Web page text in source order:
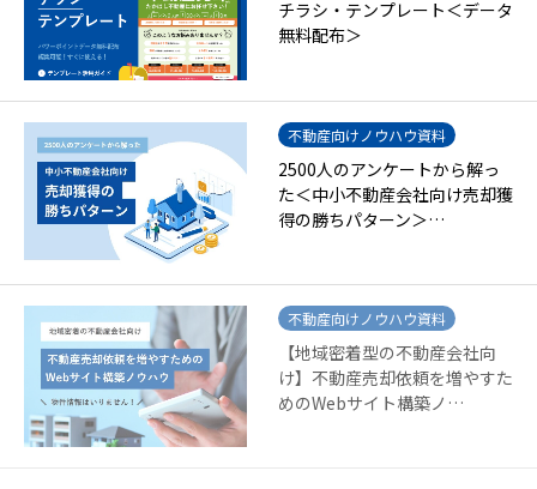
チラシ・テンプレート＜データ
無料配布＞
不動産向けノウハウ資料
2500人のアンケートから解っ
た＜中小不動産会社向け売却獲
得の勝ちパターン＞…
不動産向けノウハウ資料
【地域密着型の不動産会社向
け】不動産売却依頼を増やすた
めのWebサイト構築ノ…